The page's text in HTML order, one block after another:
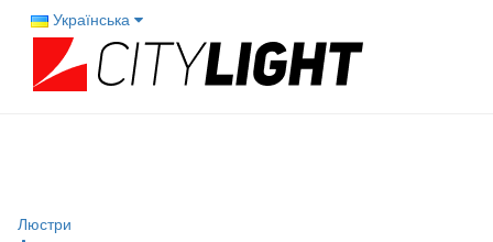
Українська
Люстри